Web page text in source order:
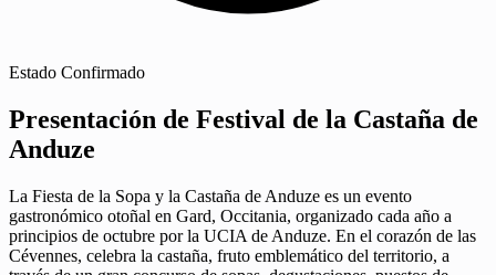
Estado Confirmado
Presentación de Festival de la Castaña de
Anduze
La Fiesta de la Sopa y la Castaña de Anduze es un evento
gastronómico otoñal en Gard, Occitania, organizado cada año a
principios de octubre por la UCIA de Anduze. En el corazón de las
Cévennes, celebra la castaña, fruto emblemático del territorio, a